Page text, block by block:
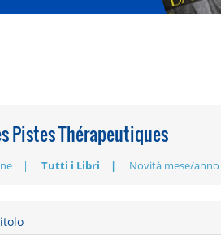
Pistes Thérapeutiques
Tutti i Libri Novità mese/anno